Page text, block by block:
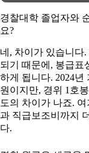
경찰대학 졸업자와
요?
네, 차이가 있습니다
되기 때문에, 봉급표
하게 됩니다. 2024년
원이지만, 경위 1호
도의 차이가 나죠.
과 직급보조비까지
다.